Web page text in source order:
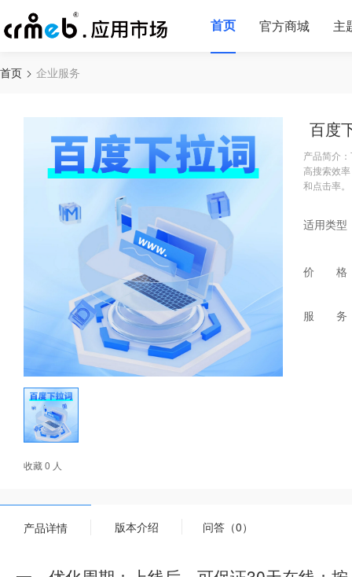
首页 官方商城 主
首页 企业服务
收藏 0 人
百度
产品简介
高搜索效
和点击率。
适用类型
价 格
服 务
产品详情 版本介绍 问答（0）